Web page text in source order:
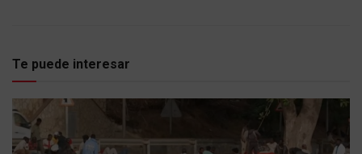
Te puede interesar